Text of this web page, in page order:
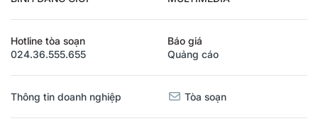
Hotline tòa soạn
024.36.555.655
Báo giá
Quảng cáo
Thông tin doanh nghiệp Tòa soạn